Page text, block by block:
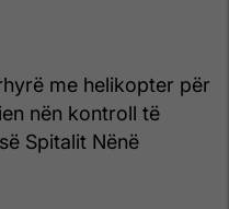
me helikopter për
nën kontroll të
Spitalit Nënë